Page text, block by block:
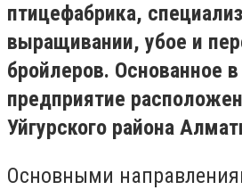
птицефабрика,
выращивании, убое и
бройлеров. Основанное
предприятие
Уйгурского района
Основными